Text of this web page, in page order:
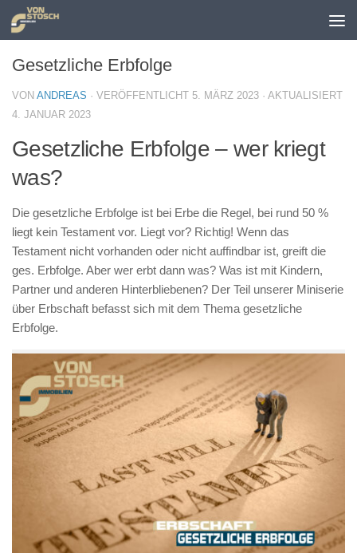
Zum Inhalt springen
Gesetzliche Erbfolge
VON ANDREAS · VERÖFFENTLICHT 5. MÄRZ 2023 · AKTUALISIERT
4. JANUAR 2023
Gesetzliche Erbfolge – wer kriegt
was?
Die gesetzliche Erbfolge ist bei Erbe die Regel, bei rund 50 %
liegt kein Testament vor. Liegt vor? Richtig! Wenn das
Testament nicht vorhanden oder nicht auffindbar ist, greift die
ges. Erbfolge. Aber wer erbt dann was? Was ist mit Kindern,
Partner und anderen Hinterbliebenen? Der Teil unserer Miniserie
über Erbschaft befasst sich mit dem Thema gesetzliche
Erbfolge.